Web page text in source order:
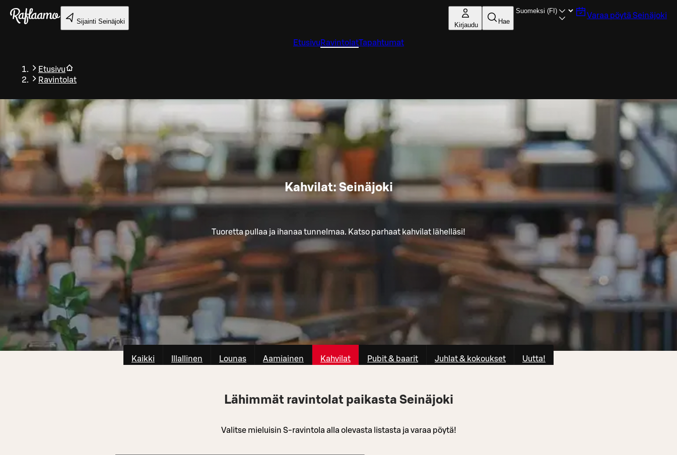
Siirry pääsisältöön
Sijainti Seinäjoki Kirjaudu Hae
Varaa pöytä Seinäjoki
Etusivu RavintolatTapahtumat
Etusivu
Ravintolat
Kahvilat: Seinäjoki
Tuoretta pullaa ja ihanaa tunnelmaa. Katso parhaat kahvilat lähelläsi!
Kaikki Illallinen Lounas Aamiainen Kahvilat Pubit & baarit Juhlat & kokoukset Uutta!
Lähimmät ravintolat paikasta Seinäjoki
Valitse mieluisin S-ravintola alla olevasta listasta ja varaa pöytä!